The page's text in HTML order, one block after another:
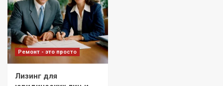
Ремонт - это просто
Лизинг для